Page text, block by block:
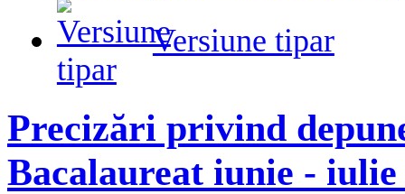
Versiune tipar
Precizări privind
Bacalaureat iunie - iulie